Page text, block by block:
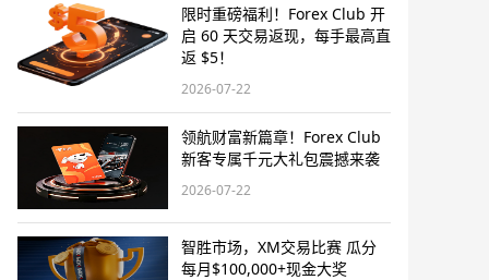
限时重磅福利！Forex Club 开
启 60 天交易返现，每手最高直
返 $5！
2026-07-22
领航财富新篇章！Forex Club
新客专属千元大礼包震撼来袭
2026-07-22
智胜市场，XM交易比赛 瓜分
每月$100,000+现金大奖